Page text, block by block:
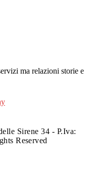
ma relazioni storie e
Sirene 34 - P.Iva:
Reserved